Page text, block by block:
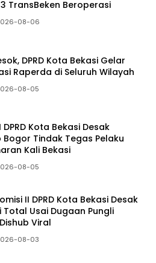
TransBeken Beroperasi
08-06
DPRD Kota Bekasi Gelar
Raperda di Seluruh Wilayah
08-05
DPRD Kota Bekasi Desak
Bogor Tindak Tegas Pelaku
Kali Bekasi
08-05
II DPRD Kota Bekasi Desak
Total Usai Dugaan Pungli
Viral
08-03